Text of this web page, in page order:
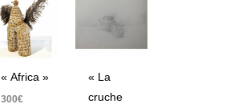
« Africa »
300€
« La
cruche